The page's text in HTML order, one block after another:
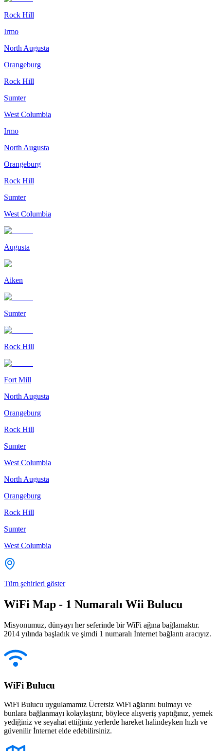
Rock Hill
Irmo
North Augusta
Orangeburg
Rock Hill
Sumter
West Columbia
Irmo
North Augusta
Orangeburg
Rock Hill
Sumter
West Columbia
Augusta
Aiken
Sumter
Rock Hill
Fort Mill
North Augusta
Orangeburg
Rock Hill
Sumter
West Columbia
North Augusta
Orangeburg
Rock Hill
Sumter
West Columbia
Tüm şehirleri göster
WiFi Map - 1 Numaralı Wii Bulucu
Misyonumuz, dünyayı her seferinde bir WiFi ağına bağlamaktır.
2014 yılında başladık ve şimdi 1 numaralı İnternet bağlantı aracıyız.
WiFi Bulucu
WiFi Bulucu uygulamamız Ücretsiz WiFi ağlarını bulmayı ve
bunlara bağlanmayı kolaylaştırır, böylece alışveriş yaptığınız, yemek
yediğiniz ve seyahat ettiğiniz yerlerde hareket halindeyken hızlı ve
güvenilir İnternet elde edebilirsiniz.